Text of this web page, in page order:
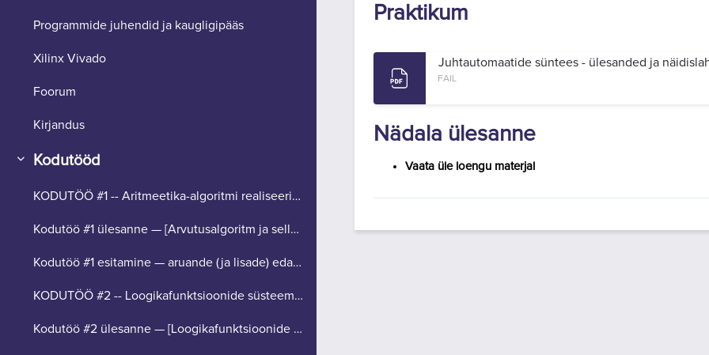
Programmide juhendid ja kaugligipääs
Xilinx Vivado
Foorum
Kirjandus
Kodutööd
KODUTÖÖ #1 -- Aritmeetika-algoritmi realiseerimine (tähtaeg 26. aprill).
Kodutöö #1 ülesanne — [Arvutusalgoritm ja selle modelleerimine]
Kodutöö #1 esitamine — aruande (ja lisade) edastamine hindamiseks [upload]
KODUTÖÖ #2 -- Loogikafunktsioonide süsteemi realiseerimine (tähtaeg 24. mai).
Kodutöö #2 ülesanne — [Loogikafunktsioonide süsteem]
Praktikum
Juhtautomaatide süntees - ülesanded ja
FAIL
Nädala ülesanne
Vaata üle loengu materjal